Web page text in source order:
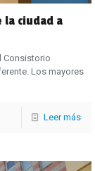
la ciudad a
Consistorio
Los mayores
Leer más